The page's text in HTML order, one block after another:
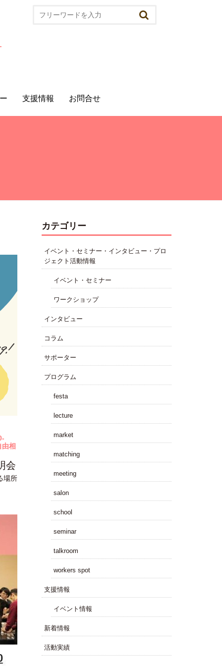
⽀援情報 お問合せ
相
会
場所
カテゴリー
イベント・セミナー・インタビュー・プロ
ジェクト活動情報
イベント・セミナー
ワークショップ
インタビュー
コラム
サポーター
プログラム
festa
lecture
market
matching
meeting
salon
school
seminar
talkroom
workers spot
⽀援情報
イベント情報
新着情報
活動実績